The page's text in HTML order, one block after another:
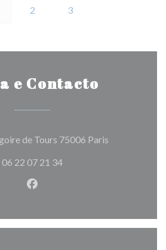
2 3
e Contacto
de Tours 75006 Paris
06 22 07 21 34
Facebook ((abre numa nova